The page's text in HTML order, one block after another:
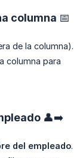
columna 📅
de la columna).
columna para
👤➡️
del empleado.